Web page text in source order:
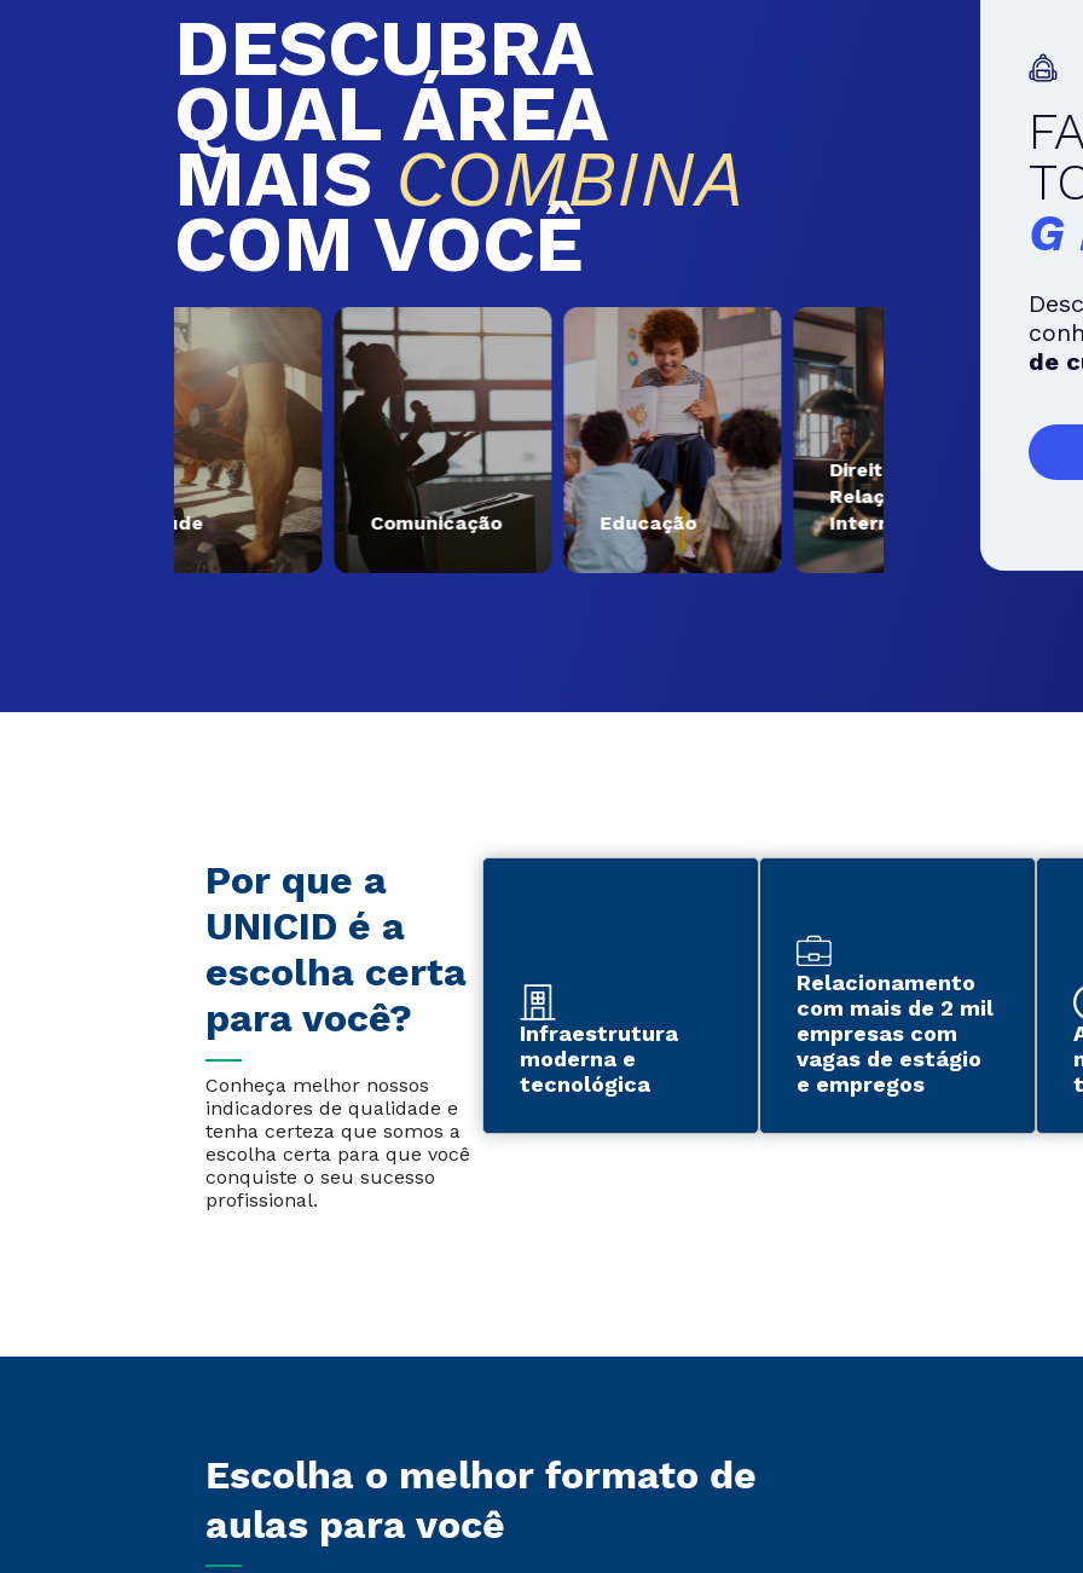
DESCUBRA
QUAL ÁREA
MAIS COMBINA
COM VOCÊ
Comunicação Educação
Direito e
Relações
Internacionais
de
Por que a
UNICID é a
escolha certa
para você?
Conheça melhor nossos
indicadores de qualidade e
tenha certeza que somos a
escolha certa para que você
conquiste o seu sucesso
profissional.
Infraestrutura
moderna e
tecnológica
Relacionamento
com mais de 2 mil
empresas com
vagas de estágio
e empregos
Escolha o melhor formato de
aulas para você